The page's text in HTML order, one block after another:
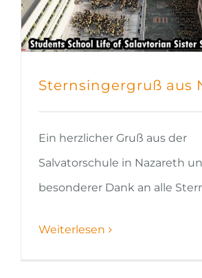
Sternsingergruß aus
Ein herzlicher Gruß aus der
Salvatorschule in Nazareth
besonderer Dank an alle
Weiterlesen